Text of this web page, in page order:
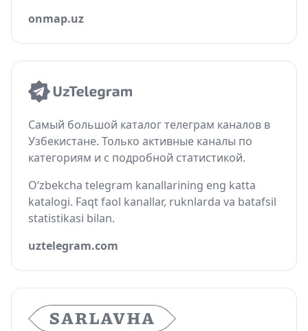
onmap.uz
Самый большой каталог телеграм каналов в
Узбекистане. Только активные каналы по
категориям и с подробной статистикой.
O‘zbekcha telegram kanallarining eng katta
katalogi. Faqt faol kanallar, ruknlarda va batafsil
statistikasi bilan.
uztelegram.com